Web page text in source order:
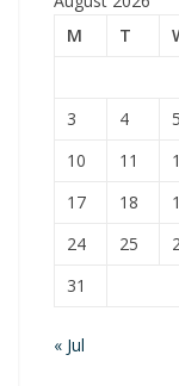
M
T
3
4 5
10
11
17
18
24
25
31
« Jul